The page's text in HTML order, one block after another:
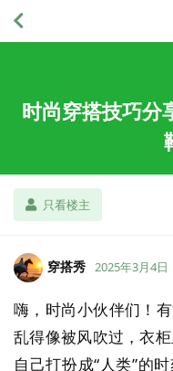
时尚穿搭技巧分
只看楼主
穿搭秀 2025年3月4日
嗨，时尚小伙伴们！
乱得像被风吹过，衣
自己打扮成“人类”的